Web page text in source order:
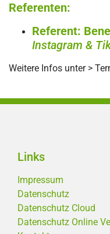
Referenten:
Referent:
Instagram &
Weitere Infos unter >
Links
Impressum
Datenschutz
Datenschutz Cloud
Datenschutz Online